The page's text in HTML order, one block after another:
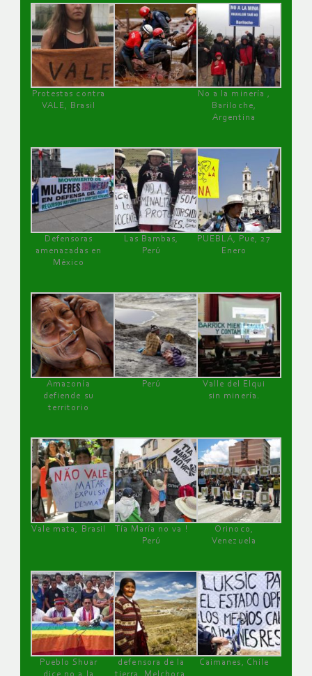
Protestas contra
VALE, Brasil
No a la minería ,
Bariloche,
Argentina
Defensoras
amenazadas en
México
Las Bambas,
Perú
PUEBLA, Pue, 27
Enero
Amazonía
defiende su
territorio
Perú
Valle del Elqui
sin minería.
Vale mata, Brasil
Tía María no va !
Perú
Orinoco,
Venezuela
Pueblo Shuar
dice no a la
defensora de la
tierra, Melchora,
Caimanes, Chile